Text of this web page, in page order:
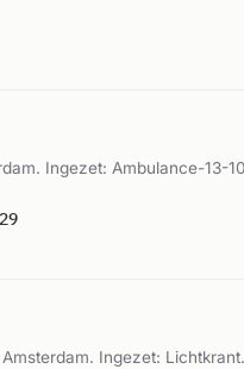
Ingezet: Ambulance-13-
Ingezet: